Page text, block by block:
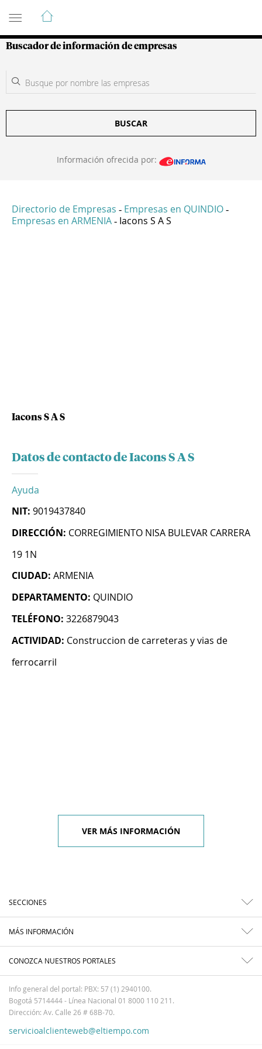
Guía de Empresas Colombianas
Buscador de información de empresas
BUSCAR
Información ofrecida por:
Directorio de Empresas - Empresas en QUINDIO -
Empresas en ARMENIA - Iacons S A S
Iacons S A S
Datos de contacto de Iacons S A S
Ayuda
NIT: 9019437840
DIRECCIÓN: CORREGIMIENTO NISA BULEVAR CARRERA
19 1N
CIUDAD: ARMENIA
DEPARTAMENTO: QUINDIO
TELÉFONO: 3226879043
ACTIVIDAD: Construccion de carreteras y vias de
ferrocarril
VER MÁS INFORMACIÓN
SECCIONES
MÁS INFORMACIÓN
CONOZCA NUESTROS PORTALES
Info general del portal: PBX: 57 (1) 2940100.
Bogotá 5714444 - Línea Nacional 01 8000 110 211.
Dirección: Av. Calle 26 # 68B-70.
servicioalclienteweb@eltiempo.com